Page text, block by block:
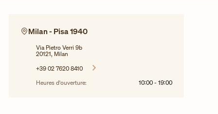
Milan - Pisa 1940
Via Pietro Verri 9b
20121, Milan
+39 02 7620 8410
Heures d'ouverture:
10:00 - 19:00